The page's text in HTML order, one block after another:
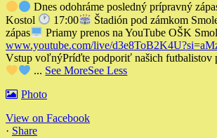
Dnes odohráme posledný prípravný
Kostol
17:00 Štadión pod zámkom
zápas
Priamy prenos na YouTube OŠK
www.youtube.com/live/
Vstup voľnýPríďte podporiť našich futbalistov
... See MoreSee Less
Photo
View on Facebook
· Share